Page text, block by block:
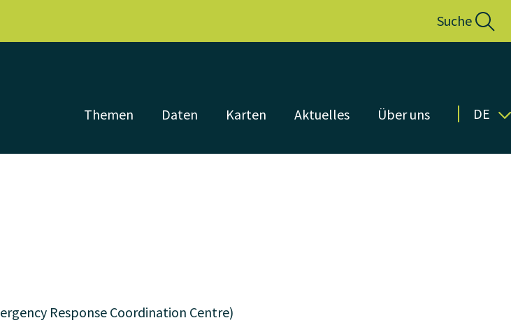
Suche
Themen Daten Karten Aktuelles Über uns DE
Response Coordination Centre)